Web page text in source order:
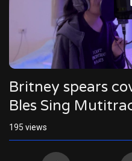
Britney spears
Bles Sing
195 views